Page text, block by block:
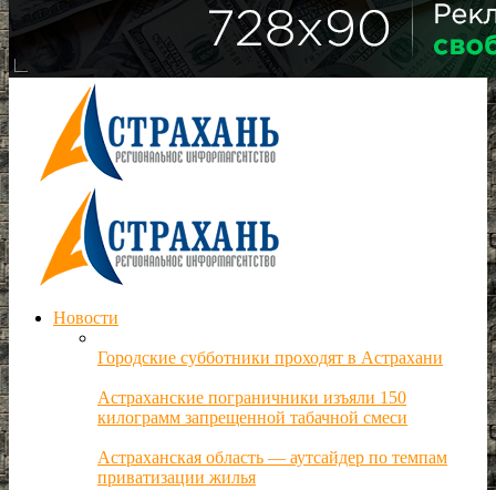
Новости
Городские субботники проходят в Астрахани
Астраханские пограничники изъяли 150
килограмм запрещенной табачной смеси
Астраханская область — аутсайдер по темпам
приватизации жилья